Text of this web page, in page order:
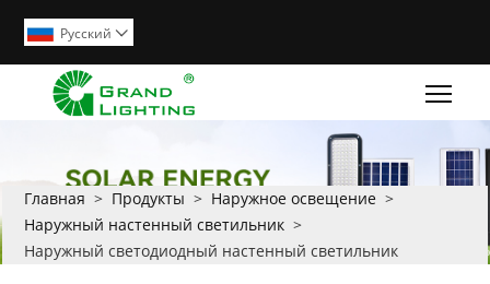
Pусский 
Главная > Продукты > Наружное освещение >
Наружный настенный светильник >
Наружный светодиодный настенный светильник